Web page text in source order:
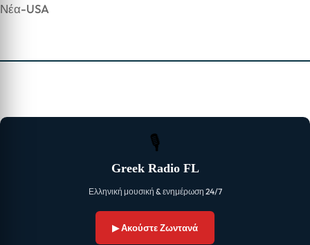
Νέα-USA
🎙
Greek Radio FL
Ελληνική μουσική & ενημέρωση 24/7
▶ Ακούστε Ζωντανά